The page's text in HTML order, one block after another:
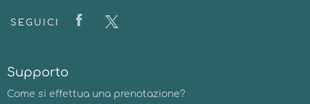
SEGUICI
Supporto
Come si effettua una prenotazione?